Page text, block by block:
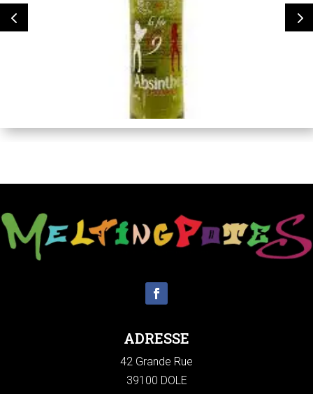
ADRESSE
42 Grande Rue
39100 DOLE